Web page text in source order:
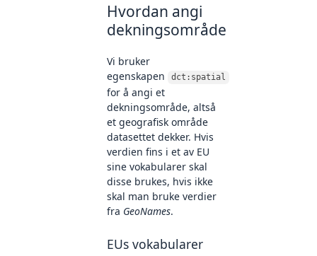
Hvordan angi
dekningsområde
Vi bruker
egenskapen
dct:spatial
for å angi et
dekningsområde, altså
et geografisk område
datasettet dekker. Hvis
verdien fins i et av EU
sine vokabularer skal
disse brukes, hvis ikke
skal man bruke verdier
fra GeoNames.
EUs vokabularer